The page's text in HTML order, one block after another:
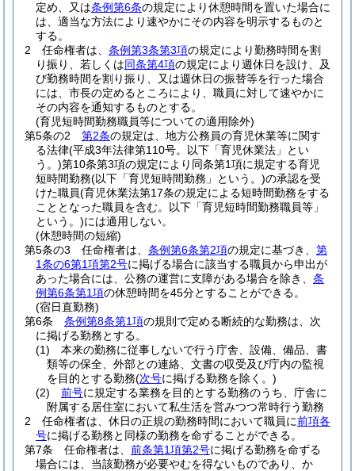
定め、又は条例第6条の規定により休憩時間を置いた場合に
は、適当な方法により速やかにその内容を明示するものと
する。
2
任命権者は、 条例第3条第3項の規定により勤務時間を割
り振り、若しくは同条第4項の規定により週休日を設け、及
び勤務時間を割り振り、又は週休日の振替等を行った場合
には、市長の定めるところにより、職員に対して速やかに
その内容を通知するものとする。
(育児短時間勤務職員等についての適用除外)
第5条の2
第2条の規定は、地方公務員の育児休業等に関す
る法律(平成3年法律第110号。以下「育児休業法」とい
う。)第10条第3項の規定により同条第1項に規定する育児
短時間勤務(以下「育児短時間勤務」という。)の承認を受
けた職員(育児休業法第17条の規定による短時間勤務をする
こととなった職員を含む。以下「育児短時間勤務職員等」
という。)には適用しない。
(休憩時間の短縮)
第5条の3
任命権者は、 条例第6条第2項の規定に基づき、 第
1条の6第1項第2号に掲げる場合に該当する職員から申出が
あった場合には、公務の運営に支障がある場合を除き、 条
例第6条第1項の休憩時間を45分とすることができる。
(宿日直勤務)
第6条
条例第8条第1項の規則で定める断続的な勤務は、次
に掲げる勤務とする。
(1)
本来の勤務に従事しないで行う庁舎、設備、備品、書
類等の保全、外部との連絡、文書の収受及び庁内の監視
を目的とする勤務(次号に掲げる勤務を除く。)
(2)
前号に規定する業務を目的とする勤務のうち、庁舎に
附属する居住室において私生活を営みつつ常時行う勤務
2
任命権者は、休日の正規の勤務時間において職員に前項各
号に掲げる勤務と同様の勤務を命ずることができる。
第7条
任命権者は、 前条第1項第2号に掲げる勤務を命ずる
場合には、当該勤務が必要やむを得ないものであり、か